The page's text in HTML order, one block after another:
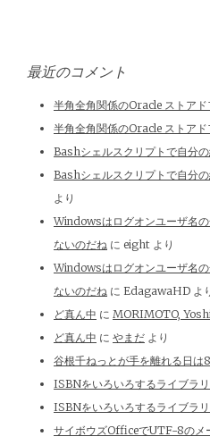
最近のコメント
半角全角関係のOracle ストアド
半角全角関係のOracle ストアド
Bashシェルスクリプトで自分
Bashシェルスクリプトで自分
より
Windowsはログオンユーザ名
ないのだね に eight より
Windowsはログオンユーザ名
ないのだね に EdagawaHD よ
ど真ん中 に MORIMOTO,
ど真ん中 に やまだ より
谷根千ねっとが手を離れる日は
ISBNをいろいろするライブラリ
ISBNをいろいろするライブラリ
サイボウズOfficeでUTF-8のメ